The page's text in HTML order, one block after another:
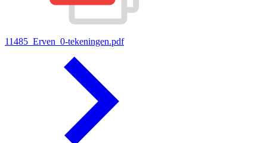
11485_Erven_0-tekeningen.pdf